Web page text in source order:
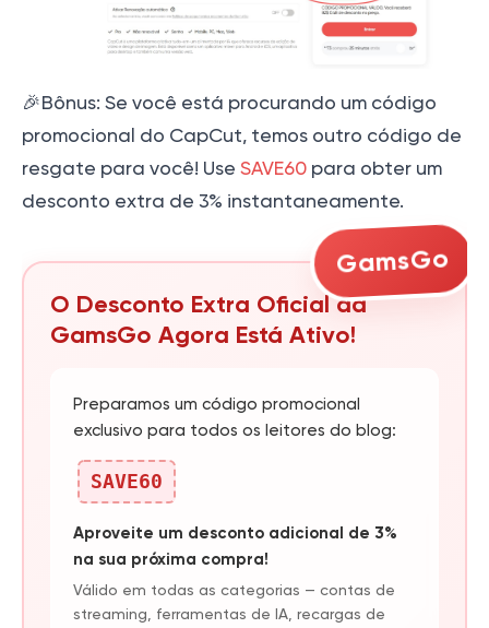
🎉Bônus: Se você está procurando um código
promocional do CapCut, temos outro código de
resgate para você! Use SAVE60 para obter um
desconto extra de 3% instantaneamente.
GamsGo
O Desconto Extra Oficial da
GamsGo Agora Está Ativo!
Preparamos um código promocional
exclusivo para todos os leitores do blog:
SAVE60
Aproveite um desconto adicional de 3%
na sua próxima compra!
Válido em todas as categorias — contas de
streaming, ferramentas de IA, recargas de